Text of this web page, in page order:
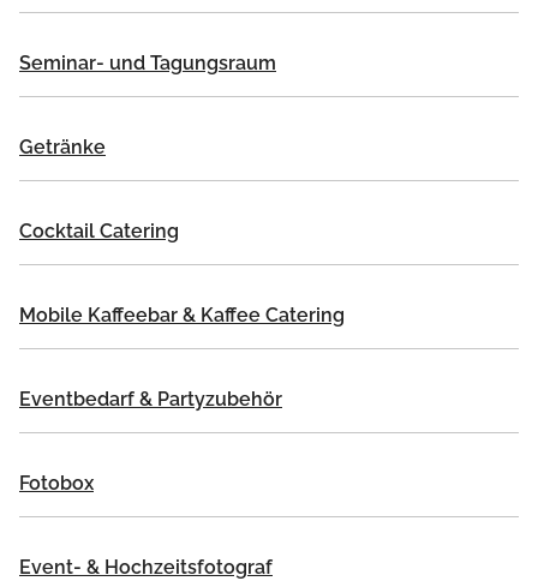
Seminar- und Tagungsraum
Getränke
Cocktail Catering
Mobile Kaffeebar & Kaffee Catering
Eventbedarf & Partyzubehör
Fotobox
Event- & Hochzeitsfotograf